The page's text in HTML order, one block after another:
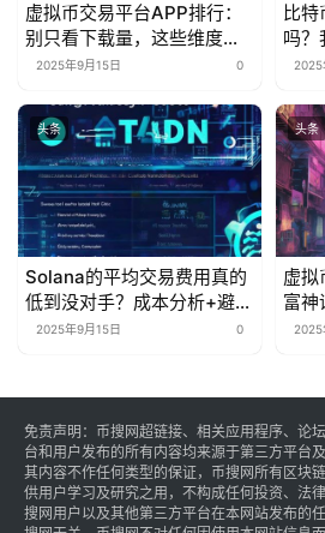
虚拟币交易平台APP排行：
别只看下载量，这些维度才
是“真·核心指标”
2025年9月15日 0
比
吗？
底
2025
头条
Solana的平均交易费用真的
低到没对手？成本分析+避坑
指南来了
2025年9月15日 0
头条
虚拟
富神
生
2025
免责声明：币搜网超链接、相关应用程序、论
台和用户发布的所有内容均来源于第三方平台
其内容不作任何类型的保证，币搜网所有区块
供用户学习及研究之用，不构成任何投资、法
搜网用户以及其他第三方平台在本网站发布的